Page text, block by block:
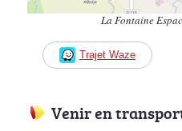
La Fontaine
Trajet Waze
Venir en